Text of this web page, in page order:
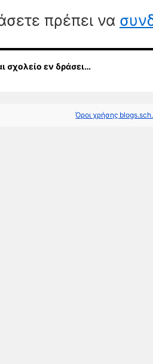
πρέπει να
σχολείο εν δράσει…
Όροι χρήσης